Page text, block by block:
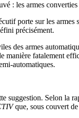
: les armes
porte sur les
précisément.
des armes
manière fatalement
automatiques.
suggestion. Selon
que, sous couvert